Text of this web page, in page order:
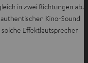
in zwei Richtungen ab.
Kino-Sound
Effektlautsprecher